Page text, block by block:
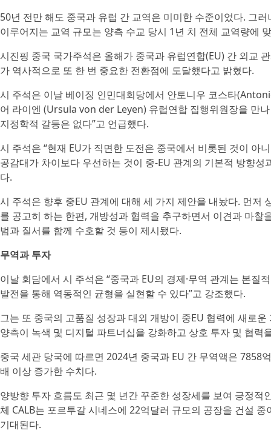
50년 전만 해도 중국과 유럽 간 교역은 미미한 수준이었다. 그
이루어지는 교역 규모는 양측 수교 당시 1년 치 전체 교역량에
시진핑 중국 국가주석은 올해가 중국과 유럽연합(EU) 간 외교
가 역사적으로 또 한 번 중요한 전환점에 도달했다고 밝혔다.
시 주석은 이날 베이징 인민대회당에서 안토니우 코스타
어 라이엔 (Ursula von der Leyen) 유럽연합 집행위원장을 만
지정학적 갈등은 없다”고 언급했다.
시 주석은 “현재 EU가 직면한 도전은 중국에서 비롯된 것이 아
공감대가 차이보다 우선하는 것이 중-EU 관계의 기본적 방향
다.
시 주석은 향후 중EU 관계에 대해 세 가지 제안을 내놨다. 먼저
를 공고히 하는 한편, 개방성과 협력을 추구하면서 이견과 마
범과 질서를 함께 수호할 것 등이 제시됐다.
무역과 투자
이날 회담에서 시 주석은 “중국과 EU의 경제·무역 관계는 본질
발전을 통해 역동적인 균형을 실현할 수 있다”고 강조했다.
그는 또 중국의 고품질 성장과 대외 개방이 중EU 협력에 새로
양측이 녹색 및 디지털 파트너십을 강화하고 상호 투자 및 협력
중국 세관 당국에 따르면 2024년 중국과 EU 간 무역액은 7858
배 이상 증가한 수치다.
양방향 투자 흐름도 최근 몇 년간 꾸준한 성장세를 보여 긍정
체 CALB는 포르투갈 시네스에 22억달러 규모의 공장을 건설
기대된다.